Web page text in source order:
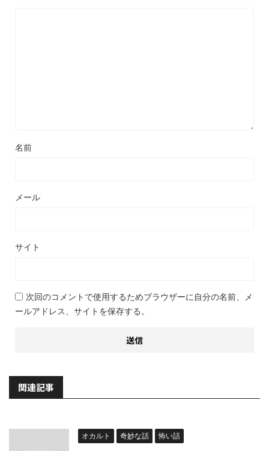
名前
メール
サイト
次回のコメントで使用するためブラウザーに自分の名前、メ
ールアドレス、サイトを保存する。
関連記事
オカルト 奇妙な話 怖い話